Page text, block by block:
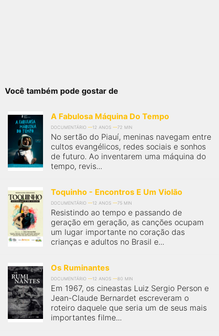
Você também pode gostar de
A Fabulosa Máquina Do Tempo
DOCUMENTÁRIO 12 ANOS 72 MIN
No sertão do Piauí, meninas navegam entre
cultos evangélicos, redes sociais e sonhos
de futuro. Ao inventarem uma máquina do
tempo, revis...
Toquinho - Encontros E Um Violão
DOCUMENTÁRIO 12 ANOS 75 MIN
Resistindo ao tempo e passando de
geração em geração, as canções ocupam
um lugar importante no coração das
crianças e adultos no Brasil e...
Os Ruminantes
DOCUMENTÁRIO 12 ANOS 80 MIN
Em 1967, os cineastas Luiz Sergio Person e
Jean-Claude Bernardet escreveram o
roteiro daquele que seria um de seus mais
importantes filme...